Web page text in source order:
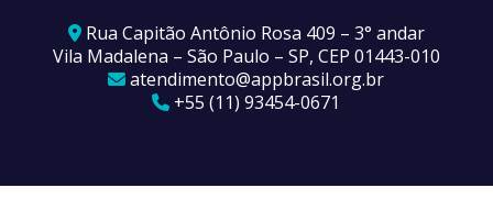
Rua Capitão Antônio Rosa 409 – 3° andar
Vila Madalena – São Paulo – SP, CEP 01443-010
atendimento@appbrasil.org.br
+55 (11) 93454-0671